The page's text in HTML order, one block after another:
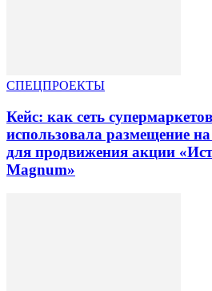
СПЕЦПРОЕКТЫ
Кейс: как сеть
использовала размещение
для продвижения акции
Magnum»